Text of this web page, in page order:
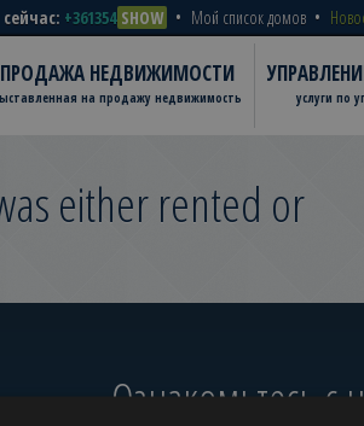
+361354 SHOW Мой список домов
ПРОДАЖА НЕДВИЖИМОСТИ
на продажу недвижимость услуги по
either rented or
Ознакомьтесь